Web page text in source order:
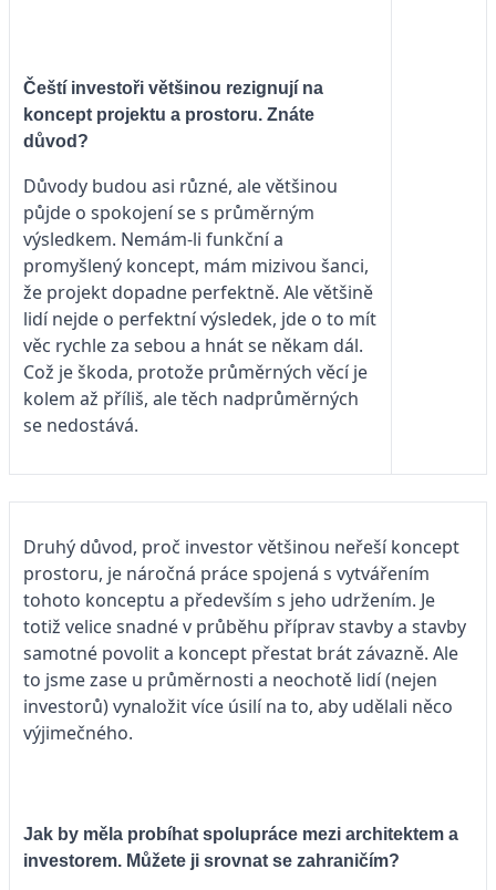
Čeští investoři většinou rezignují na
koncept projektu a prostoru. Znáte
důvod?
Důvody budou asi různé, ale většinou
půjde o spokojení se s průměrným
výsledkem. Nemám-li funkční a
promyšlený koncept, mám mizivou šanci,
že projekt dopadne perfektně. Ale většině
lidí nejde o perfektní výsledek, jde o to mít
věc rychle za sebou a hnát se někam dál.
Což je škoda, protože průměrných věcí je
kolem až příliš, ale těch nadprůměrných
se nedostává.
Druhý důvod, proč investor většinou neřeší koncept
prostoru, je náročná práce spojená s vytvářením
tohoto konceptu a především s jeho udržením. Je
totiž velice snadné v průběhu příprav stavby a stavby
samotné povolit a koncept přestat brát závazně. Ale
to jsme zase u průměrnosti a neochotě lidí (nejen
investorů) vynaložit více úsilí na to, aby udělali něco
výjimečného.
Jak by měla probíhat spolupráce mezi architektem a
investorem. Můžete ji srovnat se zahraničím?